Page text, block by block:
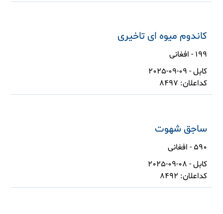
کاندوم میوه ای تاخیری
199 - افغانی
کابل - 09-09-2025
کداعلان: 8497
ساجق شهوت
590 - افغانی
کابل - 08-09-2025
کداعلان: 8492